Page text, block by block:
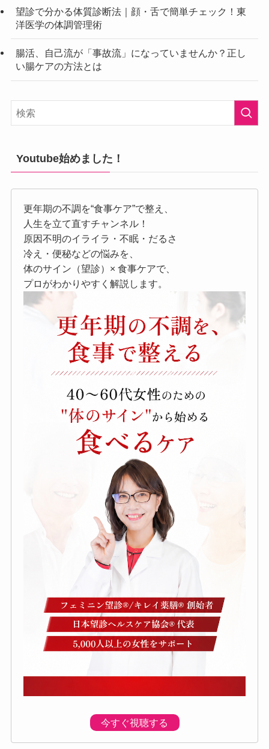
望診で分かる体質診断法｜顔・舌で簡単チェック！東
洋医学の体調管理術
腸活、自己流が「事故流」になっていませんか？正し
い腸ケアの方法とは
Youtube始めました！
更年期の不調を“食事ケア”で整え、
人生を立て直すチャンネル！
原因不明のイライラ・不眠・だるさ
冷え・便秘などの悩みを、
体のサイン（望診）× 食事ケアで、
プロがわかりやすく解説します。
今すぐ視聴する